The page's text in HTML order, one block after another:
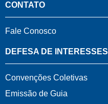
CONTATO
Fale Conosco
DEFESA DE INTERESSES
Convenções Coletivas
Emissão de Guia